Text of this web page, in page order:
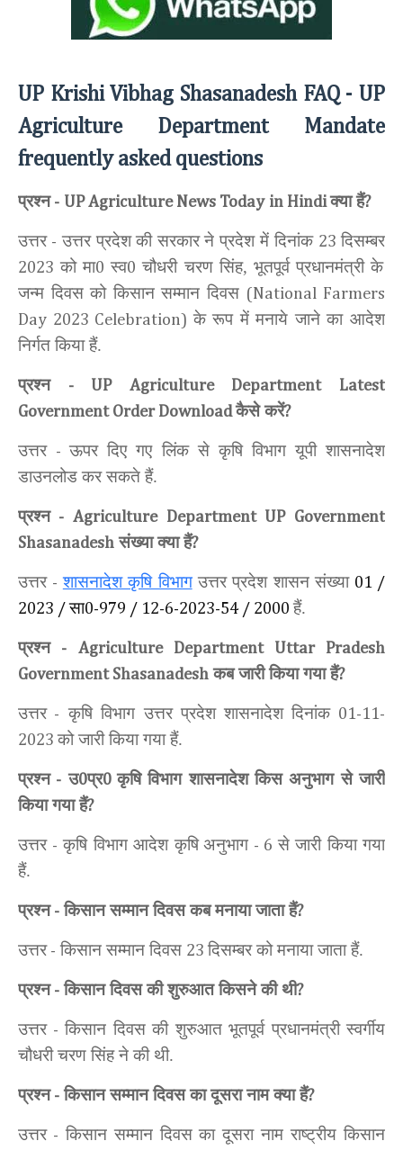
UP Krishi Vibhag Shasanadesh FAQ - UP
Agriculture Department Mandate
frequently asked questions
प्रश्न - UP Agriculture News Today in Hindiक्या हैं?
उत्तर - उत्तर प्रदेश की सरकार ने प्रदेश में दिनांक 23दिसम्बर
2023 को मा0 स्व0 चौधरी चरण सिंह, भूतपूर्व प्रधानमंत्री के
जन्म दिवस को किसान सम्मान दिवस (National Farmers
Day 2023 Celebration) के रूप में मनाये जाने का आदेश
निर्गत किया हैं.
प्रश्न - UP Agriculture Department
Latest
Government Order Downloadकैसे करें?
उत्तर -ऊपर दिए गए लिंक से कृषि विभाग यूपी शासनादेश
डाउनलोड कर सकते हैं.
प्रश्न - Agriculture Department UP Government
Shasanadesh संख्या क्या हैं?
उत्तर -शासनादेश कृषि विभागउत्तर प्रदेश शासन संख्या 01 /
2023 /सा0-979 / 12-6-2023-54 / 2000 हैं.
प्रश्न -
Agriculture Department Uttar Pradesh
Government Shasanadesh कब जारी किया गया हैं?
उत्तर - कृषि विभाग उत्तर प्रदेश शासनादेश दिनांक 01-11-
2023 को जारी किया गया हैं.
प्रश्न - उ0प्र0कृषि विभाग शासनादेश किस अनुभाग से जारी
किया गया हैं?
उत्तर - कृषि विभाग आदेश कृषि अनुभाग - 6 से जारी किया गया
हैं.
प्रश्न - किसान सम्मान दिवस कब मनाया जाता हैं?
उत्तर - किसान सम्मान दिवस 23 दिसम्बर को मनाया जाता हैं.
प्रश्न - किसान दिवस की शुरुआत किसने की थी?
उत्तर - किसान दिवस की शुरुआत भूतपूर्व प्रधानमंत्री स्वर्गीय
चौधरी चरण सिंह ने की थी.
प्रश्न - किसान सम्मान दिवस का दूसरा नाम क्या हैं?
उत्तर - किसान सम्मान दिवस का दूसरा नाम राष्ट्रीय किसान